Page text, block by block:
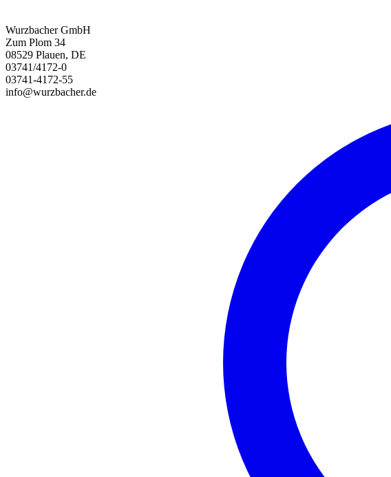
Wurzbacher GmbH
Zum Plom 34
08529 Plauen, DE
03741/4172-0
03741-4172-55
info@wurzbacher.de